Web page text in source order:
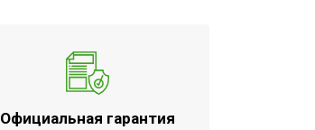
Официальная гарантия